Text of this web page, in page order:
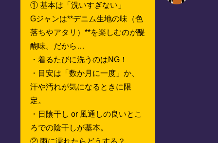
① 基本は「洗いすぎない」
Gジャンは**デニム生地の味（色
落ちやアタリ）**を楽しむのが醍
醐味。だから…
・着るたびに洗うのはNG！
・目安は「数か月に一度」か、
汗や汚れが気になるときに限
定。
・日陰干し or 風通しの良いとこ
ろでの陰干しが基本。
② 雨に濡れたらどうする？